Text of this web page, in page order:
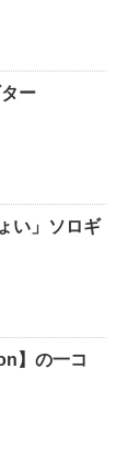
ー
い」ソロギ
】の一コ